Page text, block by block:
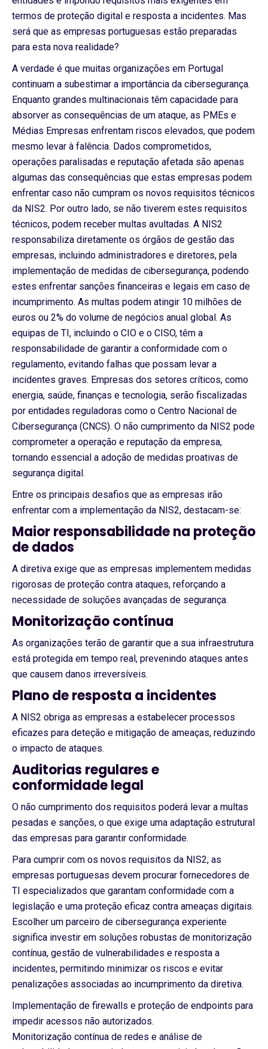
termos de proteção digital e resposta a incidentes. Mas
será que as empresas portuguesas estão preparadas
para esta nova realidade?
A verdade é que muitas organizações em Portugal
continuam a subestimar a importância da cibersegurança.
Enquanto grandes multinacionais têm capacidade para
absorver as consequências de um ataque, as PMEs e
Médias Empresas enfrentam riscos elevados, que podem
mesmo levar à falência. Dados comprometidos,
operações paralisadas e reputação afetada são apenas
algumas das consequências que estas empresas podem
enfrentar caso não cumpram os novos requisitos técnicos
da NIS2. Por outro lado, se não tiverem estes requisitos
técnicos, podem receber multas avultadas. A NIS2
responsabiliza diretamente os órgãos de gestão das
empresas, incluindo administradores e diretores, pela
implementação de medidas de cibersegurança, podendo
estes enfrentar sanções financeiras e legais em caso de
incumprimento. As multas podem atingir 10 milhões de
euros ou 2% do volume de negócios anual global. As
equipas de TI, incluindo o CIO e o CISO, têm a
responsabilidade de garantir a conformidade com o
regulamento, evitando falhas que possam levar a
incidentes graves. Empresas dos setores críticos, como
energia, saúde, finanças e tecnologia, serão fiscalizadas
por entidades reguladoras como o Centro Nacional de
Cibersegurança (CNCS). O não cumprimento da NIS2 pode
comprometer a operação e reputação da empresa,
tornando essencial a adoção de medidas proativas de
segurança digital.
Entre os principais desafios que as empresas irão
enfrentar com a implementação da NIS2, destacam-se:
Maior responsabilidade na proteção
de dados
A diretiva exige que as empresas implementem medidas
rigorosas de proteção contra ataques, reforçando a
necessidade de soluções avançadas de segurança.
Monitorização contínua
As organizações terão de garantir que a sua infraestrutura
está protegida em tempo real, prevenindo ataques antes
que causem danos irreversíveis.
Plano de resposta a incidentes
A NIS2 obriga as empresas a estabelecer processos
eficazes para deteção e mitigação de ameaças, reduzindo
o impacto de ataques.
Auditorias regulares e
conformidade legal
O não cumprimento dos requisitos poderá levar a multas
pesadas e sanções, o que exige uma adaptação estrutural
das empresas para garantir conformidade.
Para cumprir com os novos requisitos da NIS2, as
empresas portuguesas devem procurar fornecedores de
TI especializados que garantam conformidade com a
legislação e uma proteção eficaz contra ameaças digitais.
Escolher um parceiro de cibersegurança experiente
significa investir em soluções robustas de monitorização
contínua, gestão de vulnerabilidades e resposta a
incidentes, permitindo minimizar os riscos e evitar
penalizações associadas ao incumprimento da diretiva.
Implementação de firewalls e proteção de endpoints para
impedir acessos não autorizados.
Monitorização contínua de redes e análise de